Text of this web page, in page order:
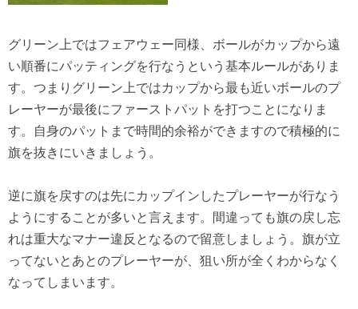
グリーン上ではフェアウェー同様、ボールがカップから遠
い順番にパッティングを行なうという基本ルールがありま
す。つまりグリーン上ではカップから最も近いボールのプ
レーヤーが最後にファーストパットを打つことになりま
す。自身のパットまで時間的余裕ができますので積極的に
旗を抜きにいきましょう。
逆に旗を戻すのは先にカップインしたプレーヤーが行なう
ようにすることが多いと言えます。間違っても旗の戻し忘
れは重大なマナー違反となるので留意しましょう。旗が立
ってないとあとのプレーヤーが、狙い所が全くわからなく
なってしまいます。